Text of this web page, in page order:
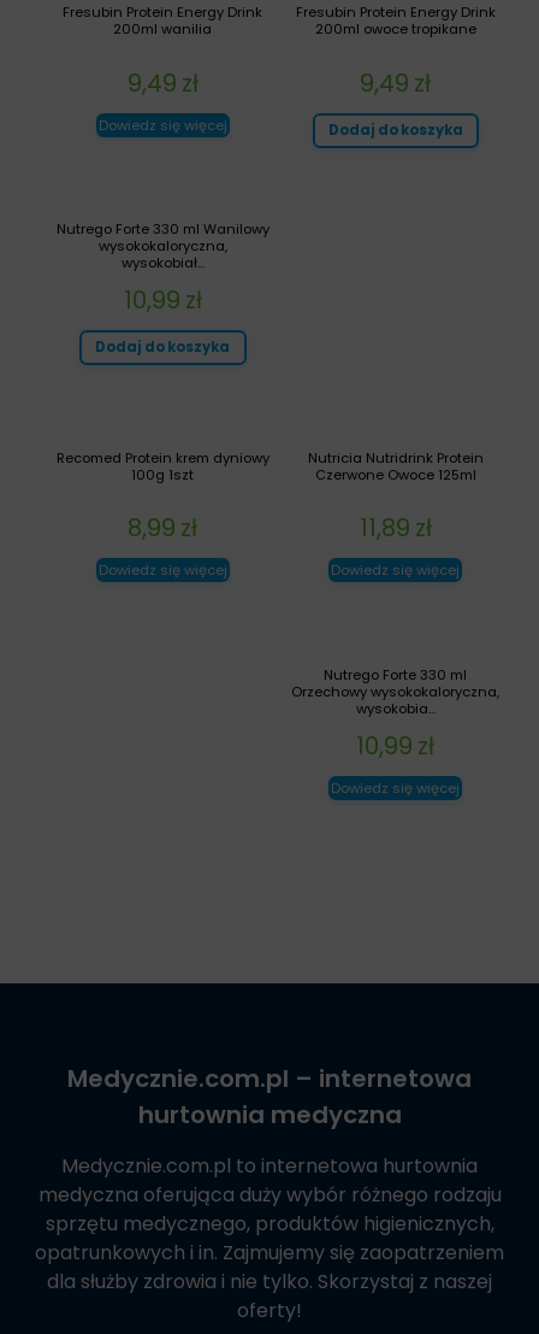
Fresubin Protein Energy Drink
200ml owoce tropikane
9,49 zł
Dodaj do koszyka
Fresubin Protein Energy Drink
200ml wanilia
9,49 zł
Dowiedz się więcej
Nutrego Forte 330 ml Wanilowy
wysokokaloryczna,
wysokobiał...
10,99 zł
Dodaj do koszyka
Nutricia Nutridrink Protein
Czerwone Owoce 125ml
11,89 zł
Dowiedz się więcej
Recomed Protein krem dyniowy
100g 1szt
8,99 zł
Dowiedz się więcej
Nutrego Forte 330 ml
Orzechowy wysokokaloryczna,
wysokobia...
10,99 zł
Dowiedz się więcej
Medycznie.com.pl – internetowa
hurtownia medyczna
Medycznie.com.pl to internetowa hurtownia
medyczna oferująca duży wybór różnego rodzaju
sprzętu medycznego, produktów higienicznych,
opatrunkowych i in. Zajmujemy się zaopatrzeniem
dla służby zdrowia i nie tylko. Skorzystaj z naszej
oferty!